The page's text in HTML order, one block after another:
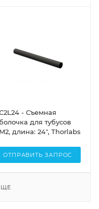
- Съемная
для тубусов
длина: 24", Thorlabs
ОТПРАВИТЬ ЗАПРОС